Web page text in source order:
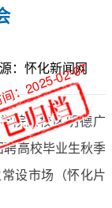
：怀化新闻网
院东校区明德广
高校毕业生秋季
设市场（怀化片
：2025-02-07